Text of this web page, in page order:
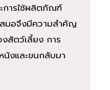
การใช้ผลิตภัณฑ์
มอจึงมีความสำคัญ
สัตว์เลี้ยง การ
นังและขนกลับมา